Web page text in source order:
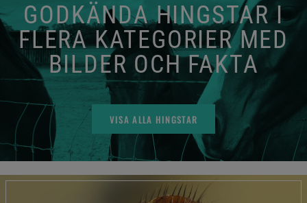
GODKÄNDA HINGSTAR I
FLERA KATEGORIER MED
BILDER OCH FAKTA
VISA ALLA HINGSTAR